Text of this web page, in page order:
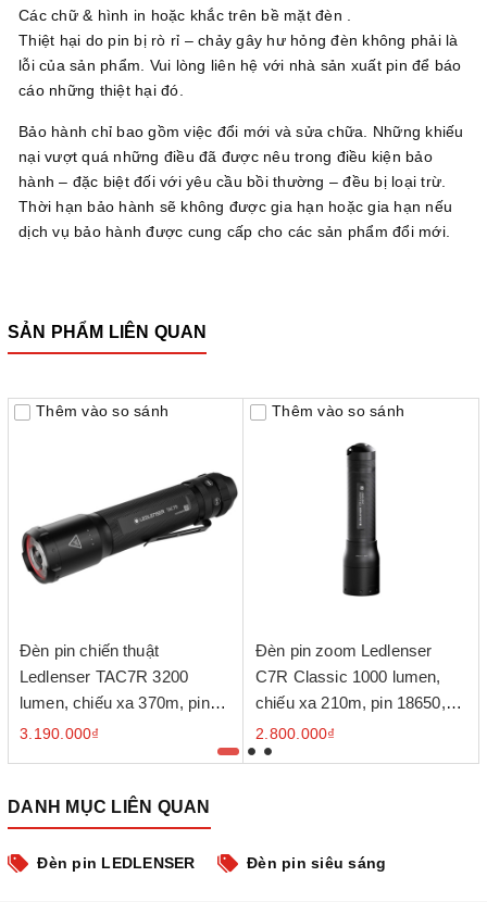
Các chữ & hình in hoặc khắc trên bề mặt đèn .
Thiệt hại do pin bị rò rỉ – chảy gây hư hỏng đèn không phải là
lỗi của sản phẩm. Vui lòng liên hệ với nhà sản xuất pin để báo
cáo những thiệt hại đó.
Bảo hành chỉ bao gồm việc đổi mới và sửa chữa. Những khiếu
nại vượt quá những điều đã được nêu trong điều kiện bảo
hành – đặc biệt đối với yêu cầu bồi thường – đều bị loại trừ.
Thời hạn bảo hành sẽ không được gia hạn hoặc gia hạn nếu
dịch vụ bảo hành được cung cấp cho các sản phẩm đổi mới.
SẢN PHẨM LIÊN QUAN
Thêm vào so sánh
Đèn pin chiến thuật
Ledlenser TAC7R 3200
lumen, chiếu xa 370m, pin
21700, sạc USB-C
3.190.000₫
Thêm vào so sánh
Đèn pin zoom Ledlenser
C7R Classic 1000 lumen,
chiếu xa 210m, pin 18650,
sạc Floating Charge
2.800.000₫
DANH MỤC LIÊN QUAN
Đèn pin LEDLENSER Đèn pin siêu sáng